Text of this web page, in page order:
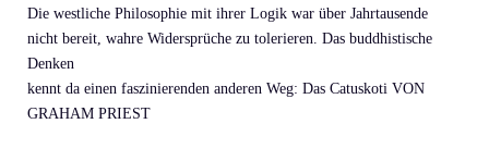
Die westliche Philosophie mit ihrer Logik war über Jahrtausende
nicht bereit, wahre Widersprüche zu tolerieren. Das buddhistische
Denken
kennt da einen faszinierenden anderen Weg: Das Catuskoti VON
GRAHAM PRIEST